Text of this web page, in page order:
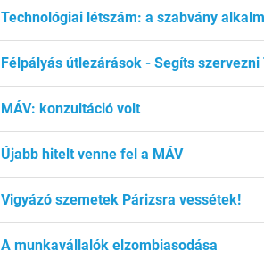
Technológiai létszám: a szabvány
Félpályás útlezárások - Segíts szervezni
MÁV: konzultáció volt
Újabb hitelt venne fel a MÁV
Vigyázó szemetek Párizsra vessétek!
A munkavállalók elzombiasodása